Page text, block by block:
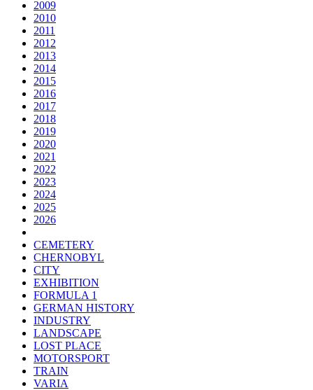
2009
2010
2011
2012
2013
2014
2015
2016
2017
2018
2019
2020
2021
2022
2023
2024
2025
2026
CEMETERY
CHERNOBYL
CITY
EXHIBITION
FORMULA 1
GERMAN HISTORY
INDUSTRY
LANDSCAPE
LOST PLACE
MOTORSPORT
TRAIN
VARIA